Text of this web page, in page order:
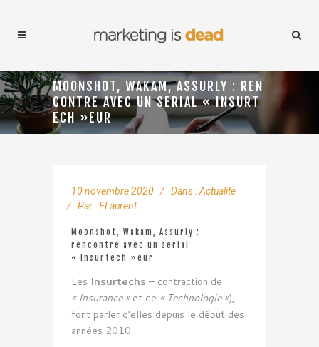
MOONSHOT, WAKAM, ASSURLY : REN
CONTRE AVEC UN SERIAL « INSURT
ECH »EUR
10 novembre 2020 Dans :Actualité
Par :FLaurent
Moonshot, Wakam, Assurly :
rencontre avec un serial
« Insurtech »eur
Les Insurtechs – contraction de
« Insurance »et de « Technologie »),
font parler d’elles depuis le début des
années 2010.